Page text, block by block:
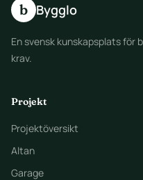
b Bygglo
En svensk kunskapsplats för
krav.
Projekt
Projektöversikt
Altan
Garage